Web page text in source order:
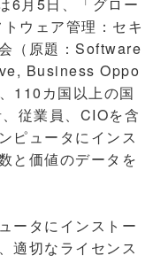
ウェア管理：セキ
（原題：Software
Business Oppo
110カ国以上の国
従業員、CIOを含
ピュータにインス
と価値のデータを
ータにインストー
適切なライセンス